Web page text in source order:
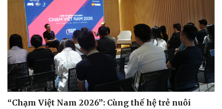
“Chạm Việt Nam 2026”: Cùng thế hệ trẻ nuôi